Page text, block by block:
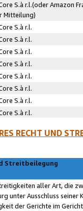
S.à r.l.(oder Amazon
Mitteilung)
S.à r.l.
S.à r.l.
S.à r.l.
S.à r.l.
S.à r.l.
S.à r.l.
S.à r.l.
S.à r.l.
RECHT UND
Streitbeilegung
aller Art, die
unter Ausschluss
der Gerichte im